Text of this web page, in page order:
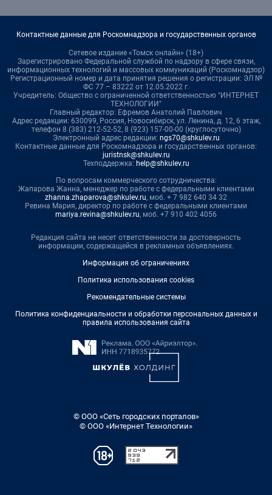
Контактные данные для Роскомнадзора и государственных органов
Сетевое издание «Томск онлайн» (18+)
Зарегистрировано Федеральной службой по надзору в сфере связи,
информационных технологий и массовых коммуникаций (Роскомнадзор)
Регистрационный номер и дата принятия решения о регистрации: ЭЛ №
ФС 77 – 83222 от 12.05.2022 г.
Учредитель: Общество с ограниченной ответственностью "ИНТЕРНЕТ
ТЕХНОЛОГИИ"
Главный редактор: Ефремов Анатолий Павлович
Адрес редакции: 630099, Россия, Новосибирск, ул. Ленина, д. 12, 6 этаж,
телефон 8 (383) 212-52-52, 8 (923) 157-00-00 (круглосуточно)
Электронный адрес редакции: ngs70@shkulev.ru
Контактные данные для Роскомнадзора и государственных органов:
juristnsk@shkulev.ru
Техподдержка: help@shkulev.ru
По вопросам коммерческого сотрудничества:
Жапарова Жанна, менеджер по работе с федеральными клиентами
zhanna.zhaparova@shkulev.ru, моб. + 7 982 640 34 32
Ревина Мария, директор по работе с федеральными клиентами
mariya.revina@shkulev.ru, моб. +7 910 402 4056
Редакция сайта не несет ответственности за достоверность
информации, содержащейся в рекламных объявлениях.
Информация об ограничениях
Политика использования cookies
Рекомендательные системы
Политика конфиденциальности и обработки персональных данных и
правила использования сайта
© ООО «Сеть городских порталов»
© ООО «Интернет Технологии»